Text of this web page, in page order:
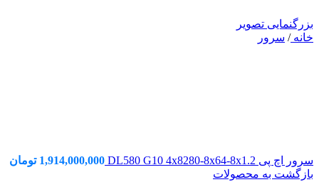
بزرگنمایی تصویر
خانه/ سرور
سرور اچ پی DL580 G10 4x8280-8x64-8x1.2 1,914,000,000 تومان
بازگشت به محصولات